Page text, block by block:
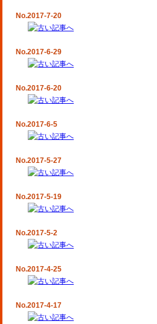
No.2017-7-20
No.2017-6-29
No.2017-6-20
No.2017-6-5
No.2017-5-27
No.2017-5-19
No.2017-5-2
No.2017-4-25
No.2017-4-17